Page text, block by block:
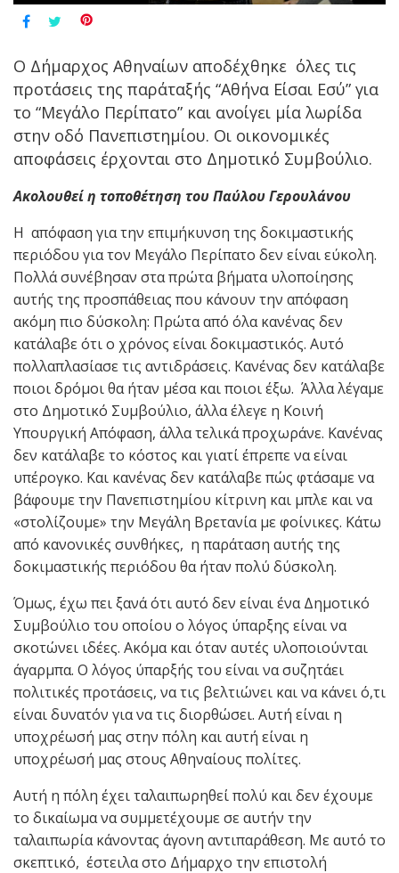
Ο Δήμαρχος Αθηναίων αποδέχθηκε όλες τις
προτάσεις της παράταξής “Αθήνα Είσαι Εσύ” για
το “Μεγάλο Περίπατο” και ανοίγει μία λωρίδα
στην οδό Πανεπιστημίου. Οι οικονομικές
αποφάσεις έρχονται στο Δημοτικό Συμβούλιο.
Ακολουθεί η τοποθέτηση του Παύλου Γερουλάνου
Η απόφαση για την επιμήκυνση της δοκιμαστικής
περιόδου για τον Μεγάλο Περίπατο δεν είναι εύκολη.
Πολλά συνέβησαν στα πρώτα βήματα υλοποίησης
αυτής της προσπάθειας που κάνουν την απόφαση
ακόμη πιο δύσκολη: Πρώτα από όλα κανένας δεν
κατάλαβε ότι ο χρόνος είναι δοκιμαστικός. Αυτό
πολλαπλασίασε τις αντιδράσεις. Κανένας δεν κατάλαβε
ποιοι δρόμοι θα ήταν μέσα και ποιοι έξω. Άλλα λέγαμε
στο Δημοτικό Συμβούλιο, άλλα έλεγε η Κοινή
Υπουργική Απόφαση, άλλα τελικά προχωράνε. Κανένας
δεν κατάλαβε το κόστος και γιατί έπρεπε να είναι
υπέρογκο. Και κανένας δεν κατάλαβε πώς φτάσαμε να
βάφουμε την Πανεπιστημίου κίτρινη και μπλε και να
«στολίζουμε» την Μεγάλη Βρετανία με φοίνικες. Κάτω
από κανονικές συνθήκες, η παράταση αυτής της
δοκιμαστικής περιόδου θα ήταν πολύ δύσκολη.
Όμως, έχω πει ξανά ότι αυτό δεν είναι ένα Δημοτικό
Συμβούλιο του οποίου ο λόγος ύπαρξης είναι να
σκοτώνει ιδέες. Ακόμα και όταν αυτές υλοποιούνται
άγαρμπα. Ο λόγος ύπαρξής του είναι να συζητάει
πολιτικές προτάσεις, να τις βελτιώνει και να κάνει ό,τι
είναι δυνατόν για να τις διορθώσει. Αυτή είναι η
υποχρέωσή μας στην πόλη και αυτή είναι η
υποχρέωσή μας στους Αθηναίους πολίτες.
Αυτή η πόλη έχει ταλαιπωρηθεί πολύ και δεν έχουμε
το δικαίωμα να συμμετέχουμε σε αυτήν την
ταλαιπωρία κάνοντας άγονη αντιπαράθεση. Με αυτό το
σκεπτικό, έστειλα στο Δήμαρχο την επιστολή